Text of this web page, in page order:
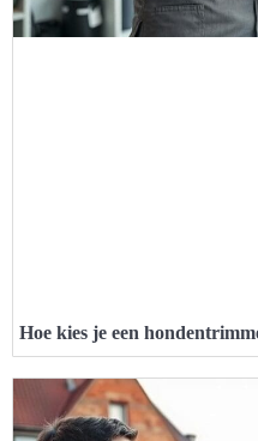
Hoe kies je een